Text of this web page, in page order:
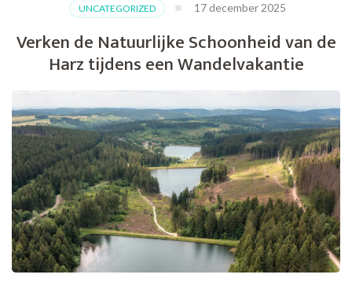
Voet
Djoser
Wandelvakanties
UNCATEGORIZED 17 december 2025
Verken de Natuurlijke Schoonheid van de
Harz tijdens een Wandelvakantie